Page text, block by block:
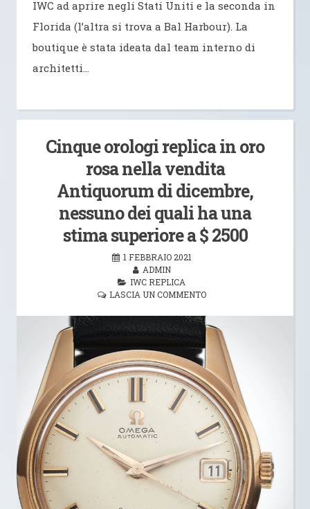
IWC ad aprire negli Stati Uniti e la seconda in
Florida (l’altra si trova a Bal Harbour). La
boutique è stata ideata dal team interno di
architetti…
Cinque orologi replica in oro
rosa nella vendita
Antiquorum di dicembre,
nessuno dei quali ha una
stima superiore a $ 2500
1 FEBBRAIO 2021
ADMIN
IWC REPLICA
LASCIA UN COMMENTO